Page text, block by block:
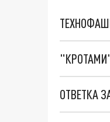
ОТВЕТКА